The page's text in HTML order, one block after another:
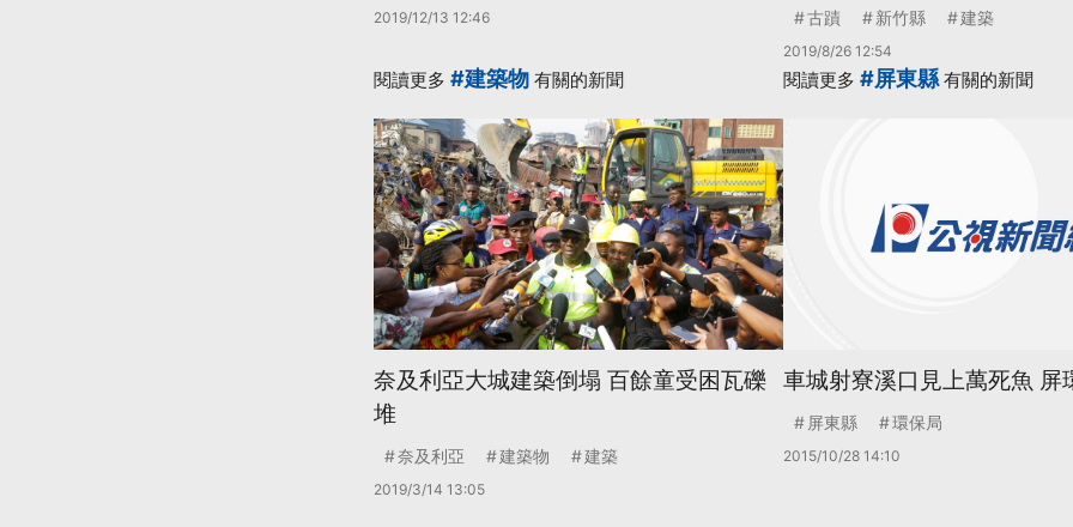
2019/12/13 12:46 古蹟 新竹縣 建築
2019/8/26 12:54
閱讀更多 #建築物 有關的新聞
奈及利亞大城建築倒塌 百餘童受困瓦礫
堆
奈及利亞 建築物 建築
2019/3/14 13:05
閱讀更多 #屏東縣有關的新聞
車城射寮溪口見上萬死魚 屏
屏東縣 環保局
2015/10/28 14:10